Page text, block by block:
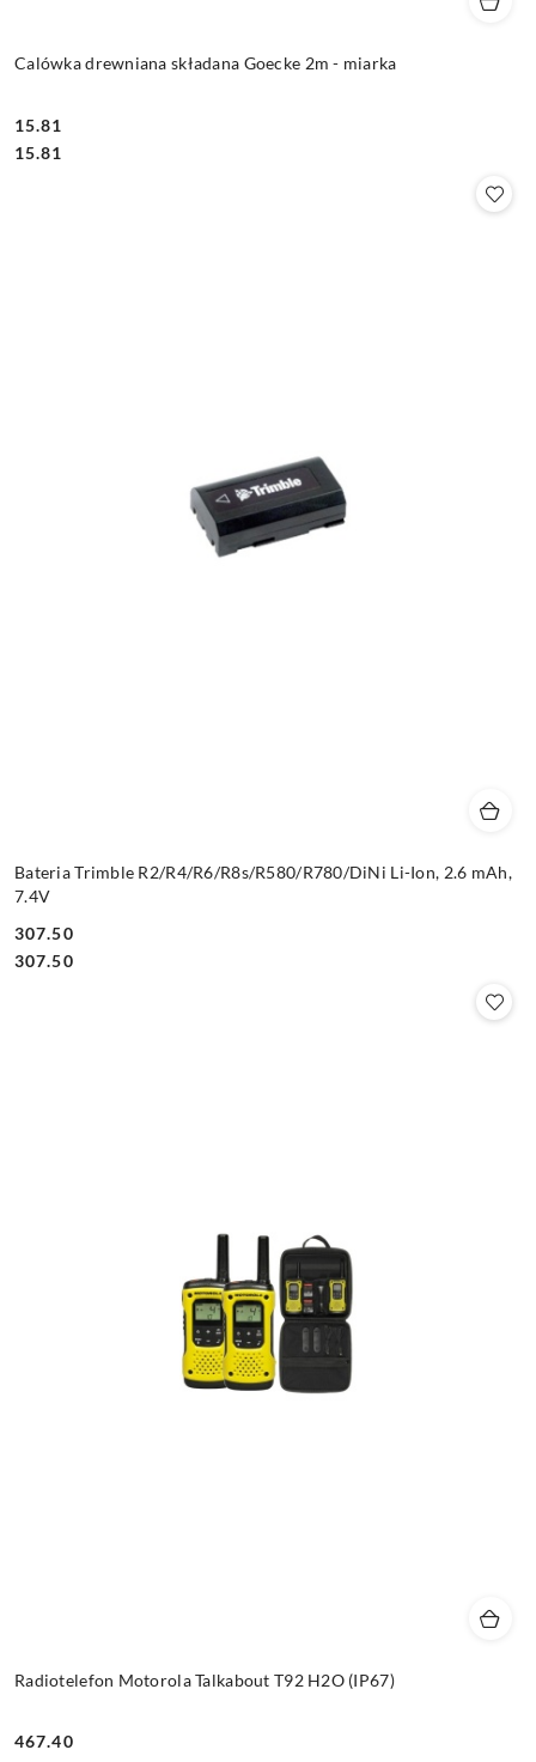
Calówka drewniana składana Goecke 2m - miarka
Cena:
15.81
Cena:
15.81
Bateria Trimble R2/R4/R6/R8s/R580/R780/DiNi Li-Ion, 2.6 mAh,
7.4V
Cena:
307.50
Cena:
307.50
Radiotelefon Motorola Talkabout T92 H2O (IP67)
467.40